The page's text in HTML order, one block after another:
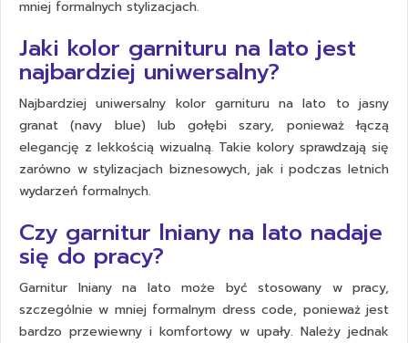
mniej formalnych stylizacjach.
Jaki kolor garnituru na lato jest
najbardziej uniwersalny?
Najbardziej uniwersalny kolor garnituru na lato to jasny
granat (navy blue) lub gołębi szary, ponieważ łączą
elegancję z lekkością wizualną. Takie kolory sprawdzają się
zarówno w stylizacjach biznesowych, jak i podczas letnich
wydarzeń formalnych.
Czy garnitur lniany na lato nadaje
się do pracy?
Garnitur lniany na lato może być stosowany w pracy,
szczególnie w mniej formalnym dress code, ponieważ jest
bardzo przewiewny i komfortowy w upały. Należy jednak